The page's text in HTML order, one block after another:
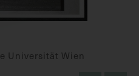
Universität Wien